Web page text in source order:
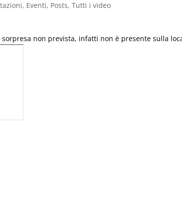
, Eventi, Posts, Tutti i video
non prevista, infatti non è presente sulla